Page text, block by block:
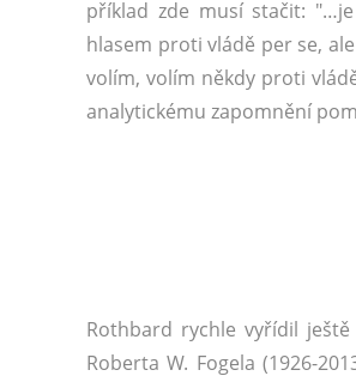
příklad zde musí stačit:
hlasem proti vládě per se,
volím, volím někdy proti
analytickému zapomnění
Rothbard rychle vyřídil
Roberta W. Fogela (1926-